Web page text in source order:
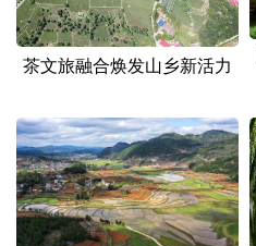
茶文旅融合焕发山乡新活力